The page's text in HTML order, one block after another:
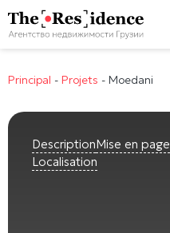
Principal - Projets - Moedani
DescriptionMise en page
Localisation